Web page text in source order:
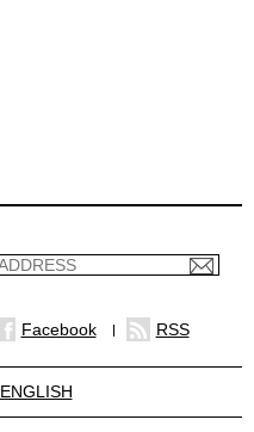
Facebook RSS
ENGLISH